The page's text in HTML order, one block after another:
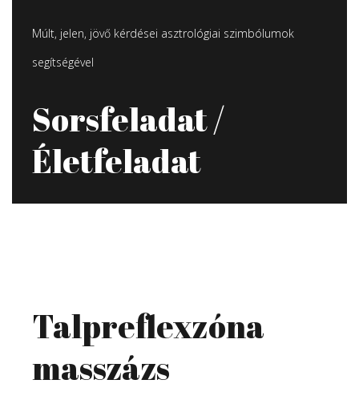
Múlt, jelen, jövő kérdései asztrológiai szimbólumok
segítségével
Sorsfeladat /
Életfeladat
Talpreflexzóna
masszázs